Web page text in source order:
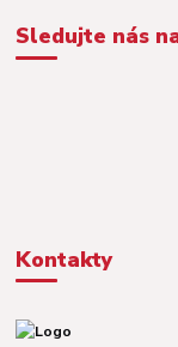
Sledujte nás
Kontakty